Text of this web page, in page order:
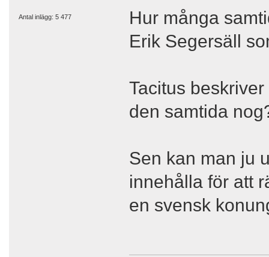
Antal inlägg: 5 477
Hur många
Erik Segersäll
Tacitus
den samtida
Sen kan man ju
innehålla för att
en svensk